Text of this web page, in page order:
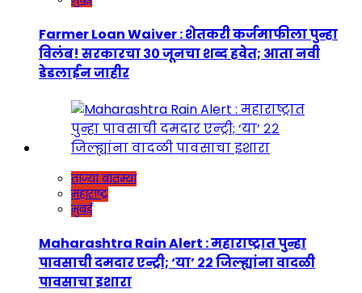
Farmer Loan Waiver : शेतकरी कर्जमाफीला पुन्हा
विलंब! सरकारचा ३० जूनचा शब्द हवेत; आता नवी
डेडलाईन जाहीर
ताज्या बातम्या
महाराष्ट्र
मुंबई
Maharashtra Rain Alert : महाराष्ट्रात पुन्हा
पावसाची दमदार एन्ट्री; ‘या’ २२ जिल्ह्यांना वादळी
पावसाचा इशारा